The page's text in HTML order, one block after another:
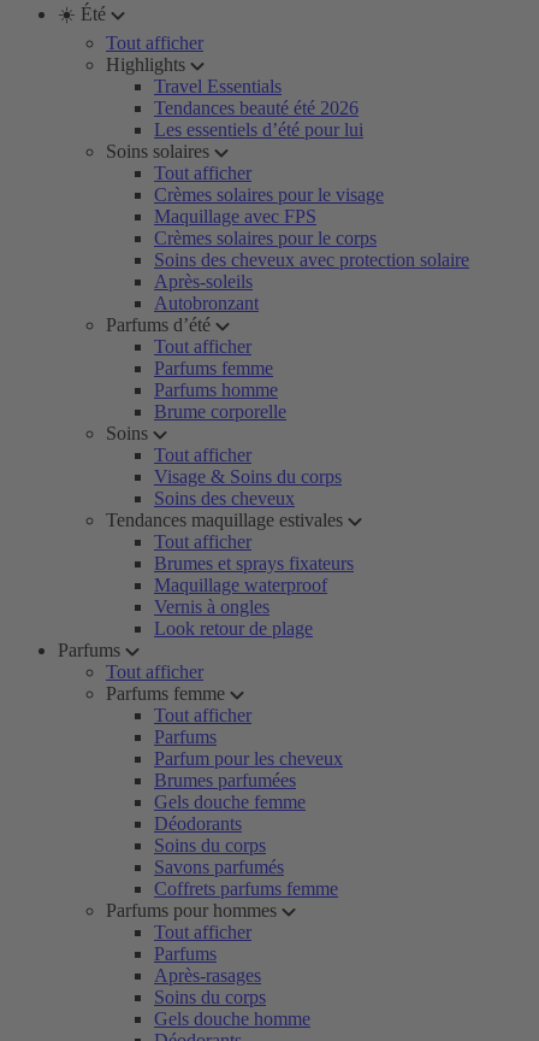
☀️ Été
Tout afficher
Highlights
Travel Essentials
Tendances beauté été 2026
Les essentiels d’été pour lui
Soins solaires
Tout afficher
Crèmes solaires pour le visage
Maquillage avec FPS
Crèmes solaires pour le corps
Soins des cheveux avec protection solaire
Après-soleils
Autobronzant
Parfums d’été
Tout afficher
Parfums femme
Parfums homme
Brume corporelle
Soins
Tout afficher
Visage & Soins du corps
Soins des cheveux
Tendances maquillage estivales
Tout afficher
Brumes et sprays fixateurs
Maquillage waterproof
Vernis à ongles
Look retour de plage
Parfums
Tout afficher
Parfums femme
Tout afficher
Parfums
Parfum pour les cheveux
Brumes parfumées
Gels douche femme
Déodorants
Soins du corps
Savons parfumés
Coffrets parfums femme
Parfums pour hommes
Tout afficher
Parfums
Après-rasages
Soins du corps
Gels douche homme